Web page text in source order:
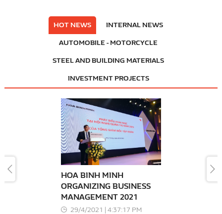
HOT NEWS INTERNAL NEWS
AUTOMOBILE - MOTORCYCLE
STEEL AND BUILDING MATERIALS
INVESTMENT PROJECTS
HOA BINH MINH
ORGANIZING BUSINESS
MANAGEMENT 2021
29/4/2021 | 4:37:17 PM